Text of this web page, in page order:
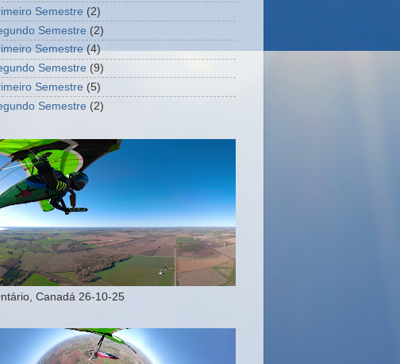
Semestre (2)
Semestre (2)
Semestre (4)
Semestre (9)
Semestre (5)
Semestre (2)
Canadá 26-10-25